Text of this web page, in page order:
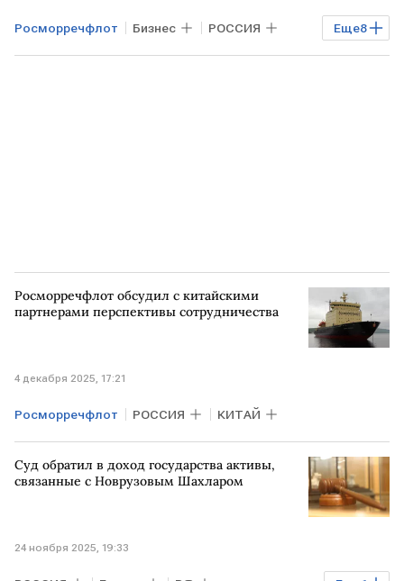
Еще8
Росморречфлот Бизнес РОССИЯ
Черное море ТУРЦИЯ СОЧИ
Росморречфлот обсудил с китайскими
партнерами перспективы сотрудничества
4 декабря 2025, 17:21
Росморречфлот РОССИЯ КИТАЙ
Суд обратил в доход государства активы,
связанные с Новрузовым Шахларом
24 ноября 2025, 19:33